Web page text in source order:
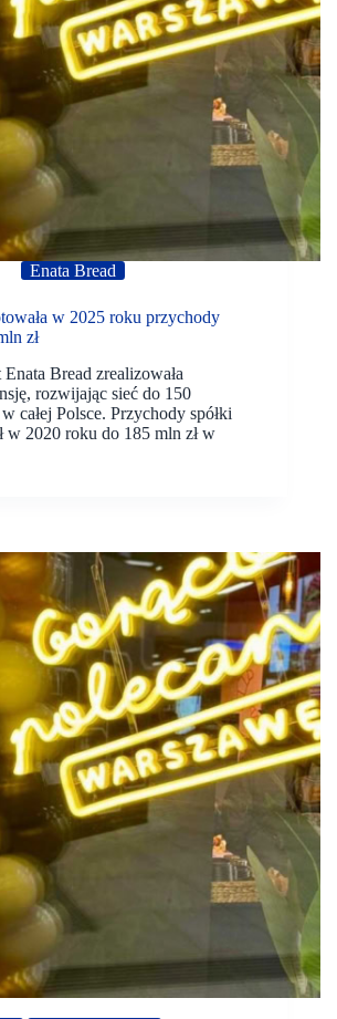
Enata Bread
w 2025 roku przychody
zł
Bread zrealizowała
rozwijając sieć do 150
całej Polsce. Przychody spółki
w 2020 roku do 185 mln zł w